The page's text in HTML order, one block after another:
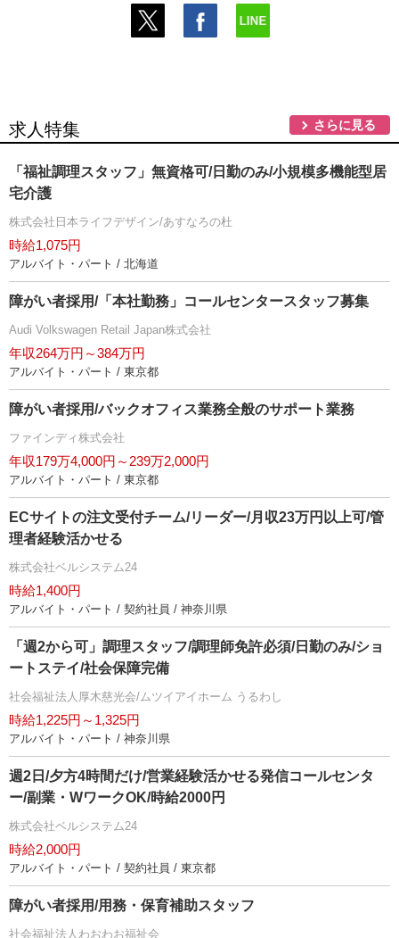
求人特集 さらに見る
「福祉調理スタッフ」無資格可/日勤のみ/小規模多機能型居
宅介護
株式会社日本ライフデザイン/あすなろの杜
時給1,075円
アルバイト・パート / 北海道
障がい者採用/「本社勤務」コールセンタースタッフ募集
Audi Volkswagen Retail Japan株式会社
年収264万円～384万円
アルバイト・パート / 東京都
障がい者採用/バックオフィス業務全般のサポート業務
ファインディ株式会社
年収179万4,000円～239万2,000円
アルバイト・パート / 東京都
ECサイトの注文受付チーム/リーダー/月収23万円以上可/管
理者経験活かせる
株式会社ベルシステム24
時給1,400円
アルバイト・パート / 契約社員 / 神奈川県
「週2から可」調理スタッフ/調理師免許必須/日勤のみ/ショ
ートステイ/社会保障完備
社会福祉法人厚木慈光会/ムツイアイホーム うるわし
時給1,225円～1,325円
アルバイト・パート / 神奈川県
週2日/夕方4時間だけ/営業経験活かせる発信コールセンタ
ー/副業・WワークOK/時給2000円
株式会社ベルシステム24
時給2,000円
アルバイト・パート / 契約社員 / 東京都
障がい者採用/用務・保育補助スタッフ
社会福祉法人わおわお福祉会